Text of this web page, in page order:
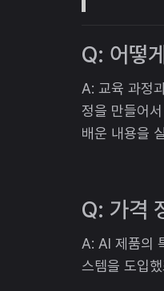
Q: 어떻
A: 교육 과정
정을 만들어
배운 내용을
Q: 가격
A: AI 제품의
스템을 도입